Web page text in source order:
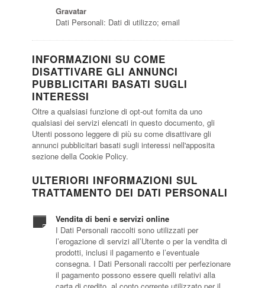
Gravatar
Dati Personali: Dati di utilizzo; email
INFORMAZIONI SU COME
DISATTIVARE GLI ANNUNCI
PUBBLICITARI BASATI SUGLI
INTERESSI
Oltre a qualsiasi funzione di opt-out fornita da uno
qualsiasi dei servizi elencati in questo documento, gli
Utenti possono leggere di più su come disattivare gli
annunci pubblicitari basati sugli interessi nell'apposita
sezione della Cookie Policy.
ULTERIORI INFORMAZIONI SUL
TRATTAMENTO DEI DATI PERSONALI
Vendita di beni e servizi online
I Dati Personali raccolti sono utilizzati per
l’erogazione di servizi all’Utente o per la vendita di
prodotti, inclusi il pagamento e l’eventuale
consegna. I Dati Personali raccolti per perfezionare
il pagamento possono essere quelli relativi alla